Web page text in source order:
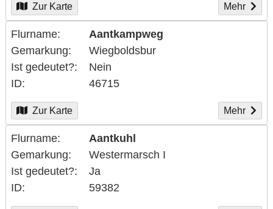
Zur Karte Mehr
Flurname
Aantkampweg
Gemarkung
Wiegboldsbur
Ist gedeutet?
Nein
ID
46715
Zur Karte Mehr
Flurname
Aantkuhl
Gemarkung
Westermarsch I
Ist gedeutet?
Ja
ID
59382